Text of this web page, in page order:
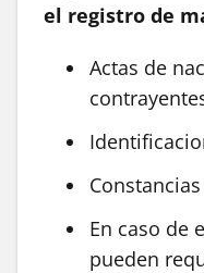
el registro de
Actas de
En caso de
pueden